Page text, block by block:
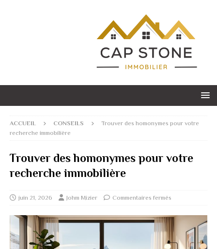
ACCUEIL CONSEILS
Trouver des homonymes pour votre
recherche immobilière
Trouver des homonymes pour votre
recherche immobilière
juin 21, 2026 Johm Mizier Commentaires fermés